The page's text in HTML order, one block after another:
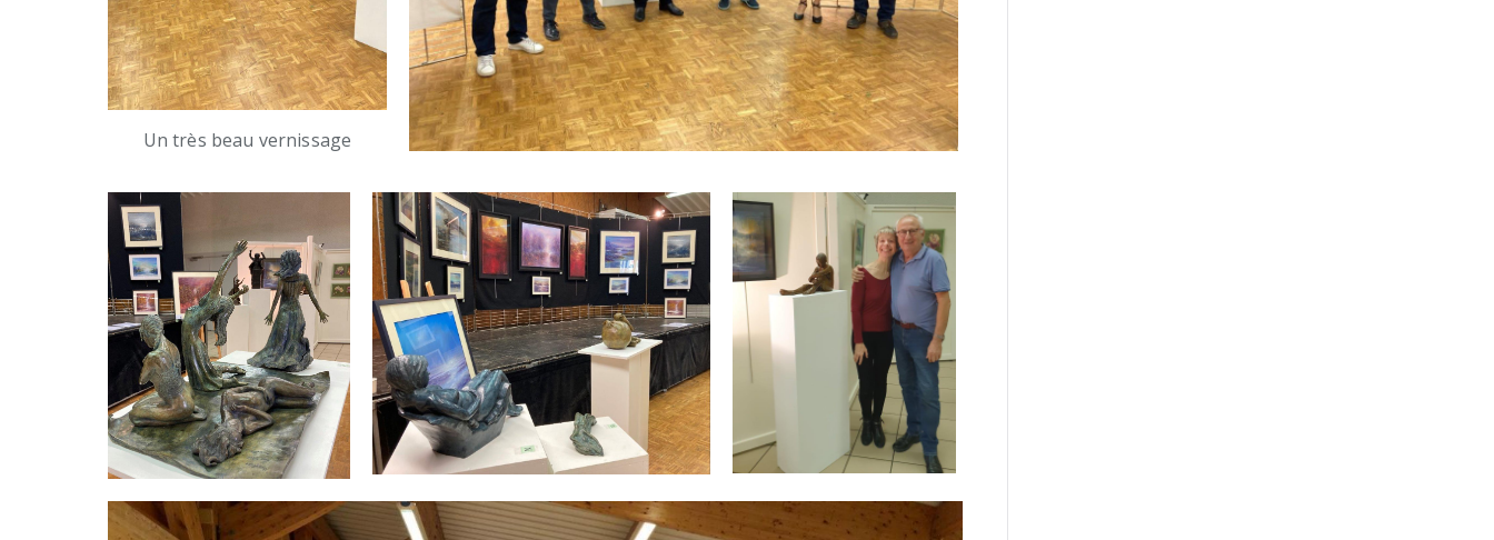
Un très beau vernissage